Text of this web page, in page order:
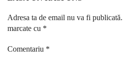
Adresa ta de email nu va fi publicată.
marcate cu *
Comentariu *